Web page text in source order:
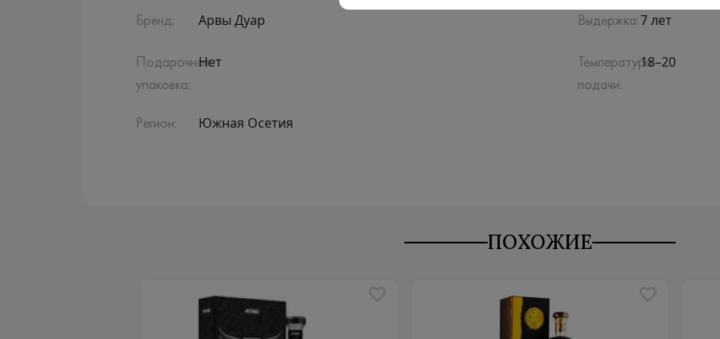
Бренд: Арвы Дуар Выдержка:7 лет
Подарочная
упаковка:
Нет
Температура
подачи:
18–20
Регион: Южная Осетия
ПОХОЖИЕ